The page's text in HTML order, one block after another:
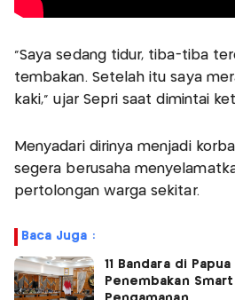
“Saya sedang tidur, tiba-tiba
tembakan. Setelah itu saya
kaki,” ujar Sepri saat dimintai
Menyadari dirinya menjadi
segera berusaha
pertolongan warga sekitar.
Baca Juga :
11 Bandara di
Penembakan